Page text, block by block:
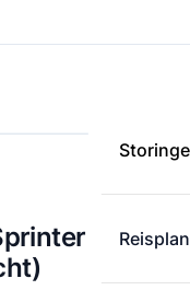
6683